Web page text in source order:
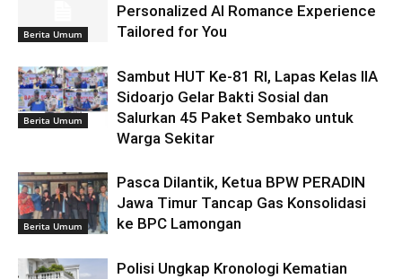
Berita Umum
Personalized AI Romance Experience
Tailored for You
Berita Umum
Sambut HUT Ke-81 RI, Lapas Kelas IIA
Sidoarjo Gelar Bakti Sosial dan
Salurkan 45 Paket Sembako untuk
Warga Sekitar
Berita Umum
Pasca Dilantik, Ketua BPW PERADIN
Jawa Timur Tancap Gas Konsolidasi
ke BPC Lamongan
Polisi Ungkap Kronologi Kematian